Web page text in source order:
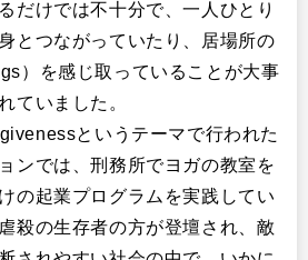
だけでは不十分で、一人ひとり
とつながっていたり、居場所の
）を感じ取っていることが大事
ていました。
というテーマで行われた
ンでは、刑務所でヨガの教室を
の起業プログラムを実践してい
殺の生存者の方が登壇され、敵